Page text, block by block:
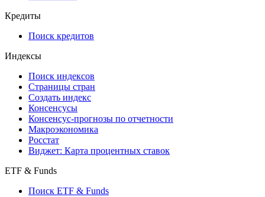
Кредиты
Поиск кредитов
Индексы
Поиск индексов
Страницы стран
Создать индекс
Консенсусы
Консенсус-прогнозы по отчетности
Макроэкономика
Росстат
Виджет: Карта процентных ставок
ETF & Funds
Поиск ETF & Funds